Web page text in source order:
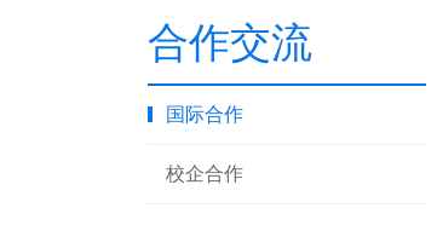
合作交流
国际合作
校企合作